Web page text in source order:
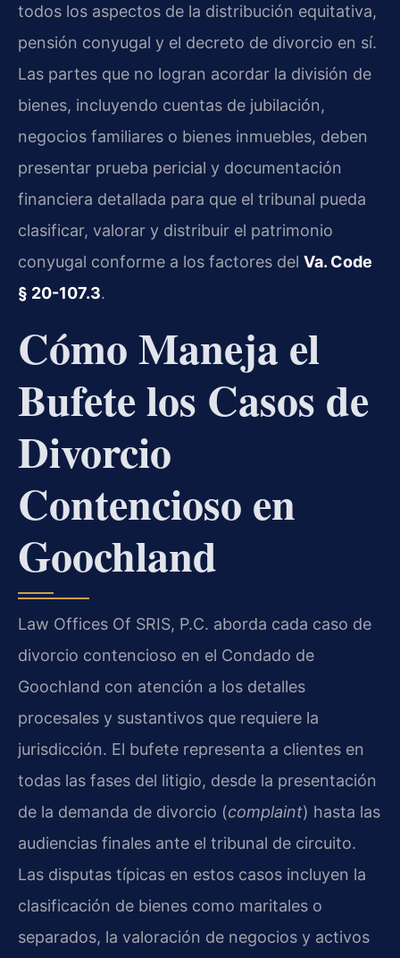
todos los aspectos de la distribución equitativa,
pensión conyugal y el decreto de divorcio en sí.
Las partes que no logran acordar la división de
bienes, incluyendo cuentas de jubilación,
negocios familiares o bienes inmuebles, deben
presentar prueba pericial y documentación
financiera detallada para que el tribunal pueda
clasificar, valorar y distribuir el patrimonio
conyugal conforme a los factores del Va. Code
§ 20-107.3.
Cómo Maneja el
Bufete los Casos de
Divorcio
Contencioso en
Goochland
Law Offices Of SRIS, P.C. aborda cada caso de
divorcio contencioso en el Condado de
Goochland con atención a los detalles
procesales y sustantivos que requiere la
jurisdicción. El bufete representa a clientes en
todas las fases del litigio, desde la presentación
de la demanda de divorcio (complaint) hasta las
audiencias finales ante el tribunal de circuito.
Las disputas típicas en estos casos incluyen la
clasificación de bienes como maritales o
separados, la valoración de negocios y activos